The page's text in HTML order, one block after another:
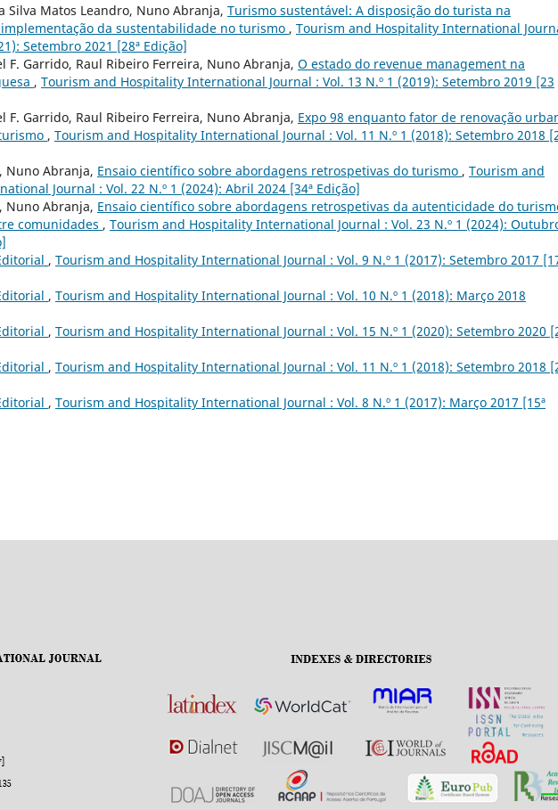
Silva Matos Leandro, Nuno Abranja, Turismo sustentável: A disposição do turista na
da sustentabilidade no turismo , Tourism and Hospitality International
Setembro 2021 [28ª Edição]
F. Garrido, Raul Ribeiro Ferreira, Nuno Abranja, O estado do revenue management na
, Tourism and Hospitality International Journal : Vol. 13 N.º 1 (2019): Setembro 2019 [23
F. Garrido, Raul Ribeiro Ferreira, Nuno Abranja, Expo 98 enquanto fator de renovação
, Tourism and Hospitality International Journal : Vol. 11 N.º 1 (2018): Setembro 2018
Nuno Abranja, Ensaio científico sobre abordagens retrospetivas do turismo , Tourism and
Journal : Vol. 22 N.º 1 (2024): Abril 2024 [34ª Edição]
Nuno Abranja, Ensaio científico sobre abordagens retrospetivas da autenticidade do
comunidades , Tourism and Hospitality International Journal : Vol. 23 N.º 1 (2024):
, Tourism and Hospitality International Journal : Vol. 9 N.º 1 (2017): Setembro 2017
, Tourism and Hospitality International Journal : Vol. 10 N.º 1 (2018): Março 2018
, Tourism and Hospitality International Journal : Vol. 15 N.º 1 (2020): Setembro 2020
, Tourism and Hospitality International Journal : Vol. 11 N.º 1 (2018): Setembro 2018
, Tourism and Hospitality International Journal : Vol. 8 N.º 1 (2017): Março 2017 [15ª